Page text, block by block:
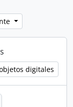
digitales